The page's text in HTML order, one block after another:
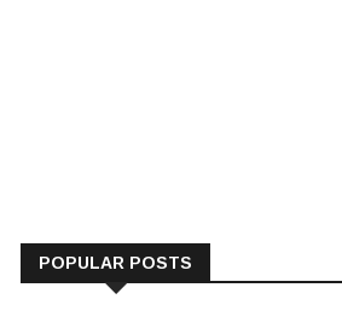
POPULAR POSTS